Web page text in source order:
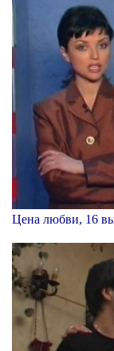
Цена любви, 16